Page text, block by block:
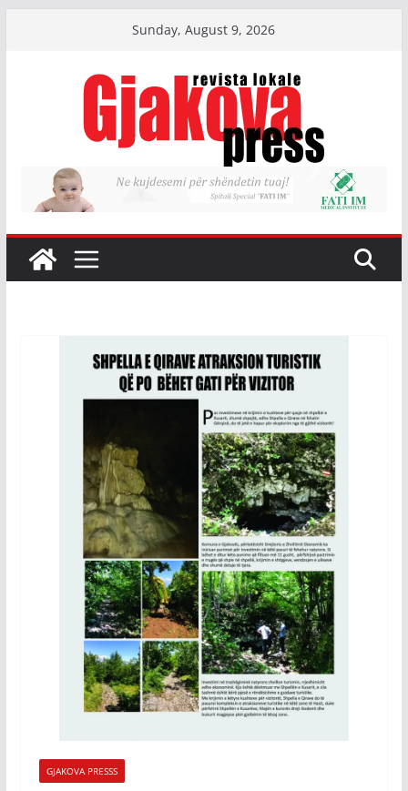
Sunday, August 9, 2026
GJAKOVA PRESSS